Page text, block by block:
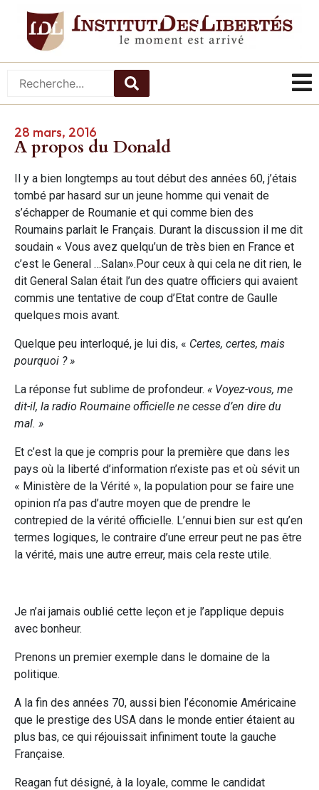
28 mars, 2016
A propos du Donald
Il y a bien longtemps au tout début des années 60, j’étais
tombé par hasard sur un jeune homme qui venait de
s’échapper de Roumanie et qui comme bien des
Roumains parlait le Français. Durant la discussion il me dit
soudain « Vous avez quelqu’un de très bien en France et
c’est le General …Salan».Pour ceux à qui cela ne dit rien, le
dit General Salan était l’un des quatre officiers qui avaient
commis une tentative de coup d’Etat contre de Gaulle
quelques mois avant.
Quelque peu interloqué, je lui dis, « Certes, certes, mais
pourquoi ? »
La réponse fut sublime de profondeur. « Voyez-vous, me
dit-il, la radio Roumaine officielle ne cesse d’en dire du
mal. »
Et c’est la que je compris pour la première que dans les
pays où la liberté d’information n’existe pas et où sévit un
« Ministère de la Vérité », la population pour se faire une
opinion n’a pas d’autre moyen que de prendre le
contrepied de la vérité officielle. L’ennui bien sur est qu’en
termes logiques, le contraire d’une erreur peut ne pas être
la vérité, mais une autre erreur, mais cela reste utile.
Je n’ai jamais oublié cette leçon et je l’applique depuis
avec bonheur.
Prenons un premier exemple dans le domaine de la
politique.
A la fin des années 70, aussi bien l’économie Américaine
que le prestige des USA dans le monde entier étaient au
plus bas, ce qui réjouissait infiniment toute la gauche
Française.
Reagan fut désigné, à la loyale, comme le candidat